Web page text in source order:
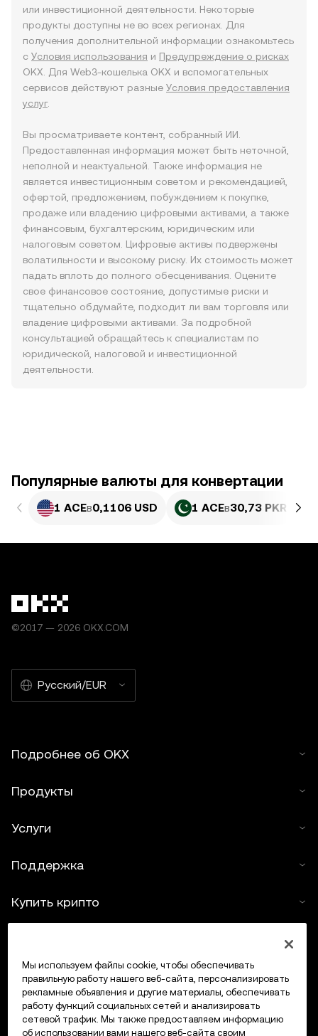
или инвестиционной деятельности. Некоторые
продукты доступны не во всех регионах. Для
получения дополнительной информации ознакомьтесь
с Условия использования и Предупреждение о рисках
OKX. Для Web3-кошелька OKX и вспомогательных
сервисов действуют разные Условия предоставления
услуг.
Вы просматриваете контент, собранный ИИ.
Предоставленная информация может быть неточной,
неполной и неактуальной. Также информация не
является инвестиционным советом и рекомендацией,
офертой, предложением, побуждением к покупке,
продаже или владению цифровыми активами, а также
финансовым, бухгалтерским, юридическим или
налоговым советом. Цифровые активы подвержены
волатильности и высокому риску. Их стоимость может
падать вплоть до полного обесценивания. Оцените
свое финансовое состояние, допустимые риски и
тщательно обдумайте, подходит ли вам торговля или
владение цифровыми активами. За подробной
консультацией обращайтесь к специалистам по
юридической, налоговой и инвестиционной
деятельности.
Популярные валюты для конвертации
1 ACEв0,1106 USD 1 ACEв30,73 PKR
©2017 — 2026 OKX.COM
Русский/EUR
Подробнее об OKX
Продукты
Услуги
Поддержка
Купить крипто
Трейдинг
Мы используем файлы cookie, чтобы обеспечивать
правильную работу нашего веб-сайта, персонализировать
рекламные объявления и другие материалы, обеспечивать
работу функций социальных сетей и анализировать
сетевой трафик. Мы также предоставляем информацию
об использовании вами нашего веб-сайта своим